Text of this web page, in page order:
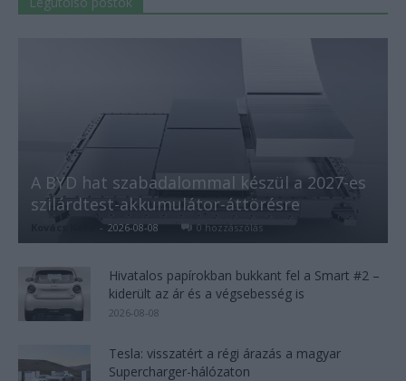
A BYD hat szabadalommal készül a 2027-es
szilárdtest-akkumulátor-áttörésre
- 2026-08-08 0 hozzászólás
Hivatalos papírokban bukkant fel a Smart #2 –
kiderült az ár és a végsebesség is
2026-08-08
Tesla: visszatért a régi árazás a magyar
Supercharger-hálózaton